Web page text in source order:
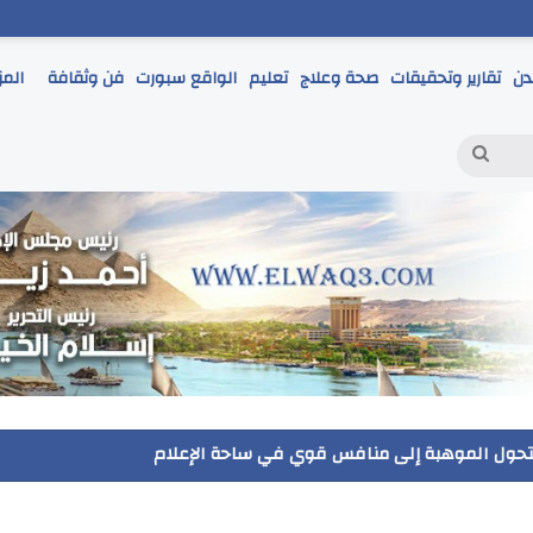
تقارير وتحقيقات صحة وعلاج تعليم الواقع سبورت فن وثقافة
يتابع انطلاق امتحانات الشهادة الإعدادية ويؤكد: الانضباط